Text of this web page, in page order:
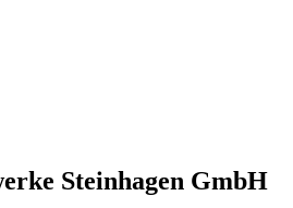
Steinhagen GmbH